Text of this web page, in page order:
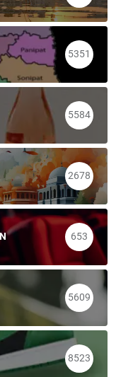
5351
5584
2678
653
5609
8523